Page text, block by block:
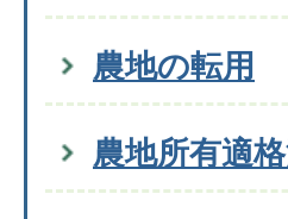
農地の転用
農地所有適